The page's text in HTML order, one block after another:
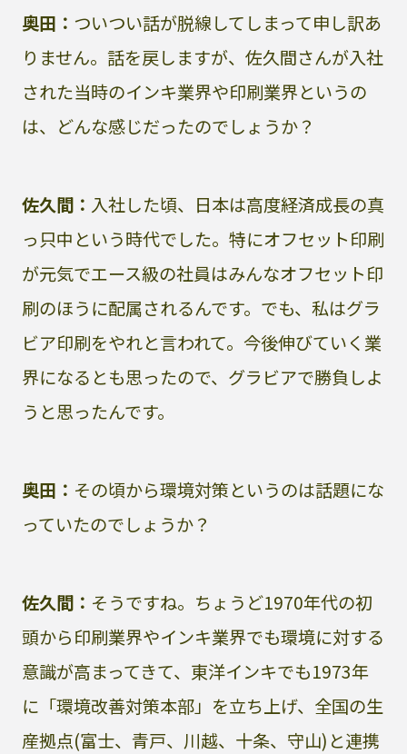
奥田： ついつい話が脱線してしまって申し訳あ
りません。話を戻しますが、佐久間さんが入社
された当時のインキ業界や印刷業界というの
は、どんな感じだったのでしょうか？
佐久間： 入社した頃、日本は高度経済成長の真
っ只中という時代でした。特にオフセット印刷
が元気でエース級の社員はみんなオフセット印
刷のほうに配属されるんです。でも、私はグラ
ビア印刷をやれと言われて。今後伸びていく業
界になるとも思ったので、グラビアで勝負しよ
うと思ったんです。
奥田： その頃から環境対策というのは話題にな
っていたのでしょうか？
佐久間： そうですね。ちょうど1970年代の初
頭から印刷業界やインキ業界でも環境に対する
意識が高まってきて、東洋インキでも1973年
に「環境改善対策本部」を立ち上げ、全国の生
産拠点(富士、青戸、川越、十条、守山)と連携